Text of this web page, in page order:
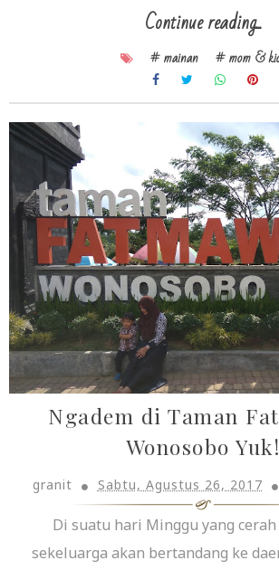
Continue reading...
# mainan # mom &
Ngadem di Taman
Wonosobo Yuk!
granit Sabtu, Agustus 26, 2017
Di suatu hari Minggu yang
sekeluarga akan bertandang ke